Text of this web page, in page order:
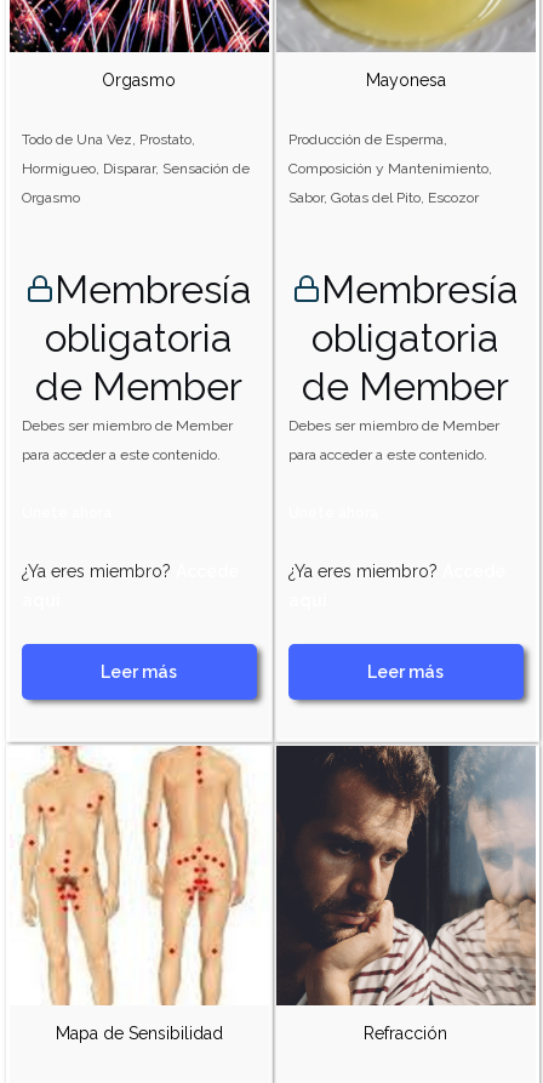
Orgasmo
Todo de Una Vez, Prostato,
Hormigueo, Disparar, Sensación de
Orgasmo
Membresía
obligatoria
de Member
Debes ser miembro de Member
para acceder a este contenido.
¿Ya eres miembro?
Leer más
Mayonesa
Producción de Esperma,
Composición y Mantenimiento,
Sabor, Gotas del Pito, Escozor
Membresía
obligatoria
de Member
Debes ser miembro de Member
para acceder a este contenido.
¿Ya eres miembro?
Leer más
Mapa de Sensibilidad Refracción